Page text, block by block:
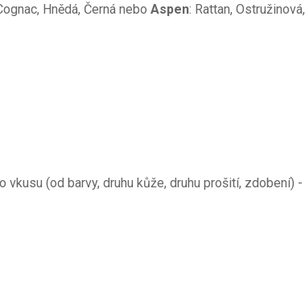
Hnědá, Černá nebo Aspen: Rattan, Ostružinová,
(od barvy, druhu kůže, druhu prošití, zdobení) -